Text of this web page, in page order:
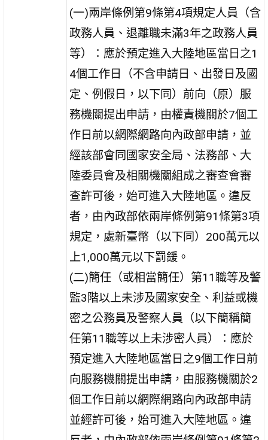
(一)兩岸條例第9條第4項規定人員（含
政務人員、退離職未滿3年之政務人員
等）：應於預定進入大陸地區當日之1
4個工作日（不含申請日、出發日及國
定、例假日，以下同）前向（原）服
務機關提出申請，由權責機關於7個工
作日前以網際網路向內政部申請，並
經該部會同國家安全局、法務部、大
陸委員會及相關機關組成之審查會審
查許可後，始可進入大陸地區。違反
者，由內政部依兩岸條例第91條第3項
規定，處新臺幣（以下同）200萬元以
上1,000萬元以下罰鍰。
(二)簡任（或相當簡任）第11職等及警
監3階以上未涉及國家安全、利益或機
密之公務員及警察人員（以下簡稱簡
任第11職等以上未涉密人員）：應於
預定進入大陸地區當日之9個工作日前
向服務機關提出申請，由服務機關於2
個工作日前以網際網路向內政部申請
並經許可後，始可進入大陸地區。違